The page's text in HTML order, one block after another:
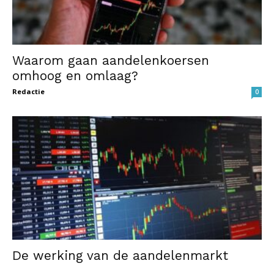
Waarom gaan aandelenkoersen
omhoog en omlaag?
Redactie 0
De werking van de aandelenmarkt